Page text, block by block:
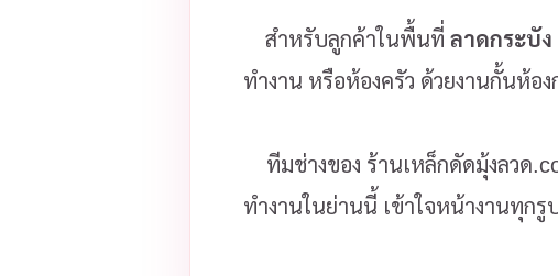
สำหรับลูกค้าในพื้นที่ ลาดกระบัง
ทำงาน หรือห้องครัว ด้วยงานกั้นห้อ
ทีมช่างของ ร้านเหล็กดัดมุ้งลวด
ทำงานในย่านนี้ เข้าใจหน้างานทุก